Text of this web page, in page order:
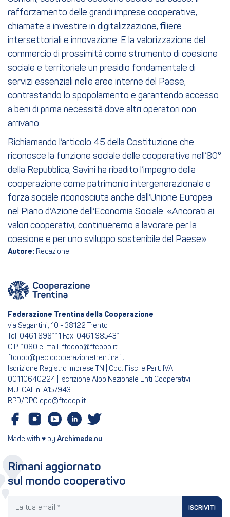
rafforzamento delle grandi imprese cooperative,
chiamate a investire in digitalizzazione, filiere
intersettoriali e innovazione. E la valorizzazione del
commercio di prossimità come strumento di coesione
sociale e territoriale un presidio fondamentale di
servizi essenziali nelle aree interne del Paese,
contrastando lo spopolamento e garantendo accesso
a beni di prima necessità dove altri operatori non
arrivano.
Richiamando l’articolo 45 della Costituzione che
riconosce la funzione sociale delle cooperative nell’80°
della Repubblica, Savini ha ribadito l’impegno della
cooperazione come patrimonio intergenerazionale e
forza sociale riconosciuta anche dall’Unione Europea
nel Piano d’Azione dell’Economia Sociale. «Ancorati ai
valori cooperativi, continueremo a lavorare per la
coesione e per uno sviluppo sostenibile del Paese».
Autore: Redazione
Federazione Trentina della Cooperazione
via Segantini, 10 - 38122 Trento
Tel: 0461.898111 Fax: 0461.985431
C.P. 1080 e-mail: ftcoop@ftcoop.it
ftcoop@pec.cooperazionetrentina.it
Iscrizione Registro Imprese TN | Cod. Fisc. e Part. IVA
00110640224 | Iscrizione Albo Nazionale Enti Cooperativi
MU-CAL n. A157943
RPD/DPO dpo@ftcoop.it
Made with ♥ by Archimede.nu
Rimani aggiornato
sul mondo cooperativo
ISCRIVITI